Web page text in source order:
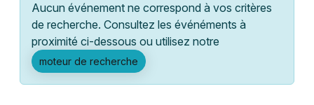
Activité & Expérience
Manifestations
Foires & salons
Lyon
Marseille
Mulhouse
Aucun événement ne correspond à vos critères
de recherche. Consultez les événéments à
proximité ci-dessous ou utilisez notre
moteur de recherche